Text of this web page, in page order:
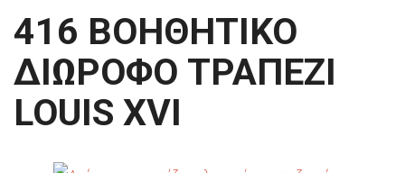
416 ΒΟΗΘΗΤΙΚΟ
ΔΙΩΡΟΦΟ ΤΡΑΠΕΖΙ
LOUIS XVI